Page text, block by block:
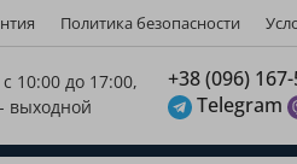
Политика безопасности
10:00 до 17:00,
выходной
+38 (096)
Telegram
Мова магазину